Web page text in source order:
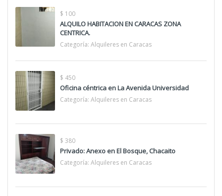
$ 100
ALQUILO HABITACION EN CARACAS ZONA
CENTRICA.
Categoría: Alquileres en Caracas
$ 450
Oficina céntrica en La Avenida Universidad
Categoría: Alquileres en Caracas
$ 380
Privado: Anexo en El Bosque, Chacaito
Categoría: Alquileres en Caracas